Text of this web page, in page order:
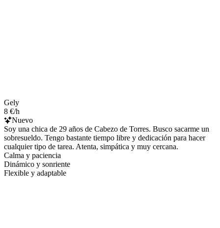
Gely
8 €/h
Nuevo
Soy una chica de 29 años de Cabezo de Torres. Busco sacarme un
sobresueldo. Tengo bastante tiempo libre y dedicación para hacer
cualquier tipo de tarea. Atenta, simpática y muy cercana.
Calma y paciencia
Dinámico y sonriente
Flexible y adaptable